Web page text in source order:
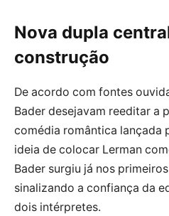
Nova dupla
construção
De acordo com fontes
Bader desejavam reeditar a
comédia romântica lançada
ideia de colocar Lerman
Bader surgiu já nos
sinalizando a confiança da
dois intérpretes.